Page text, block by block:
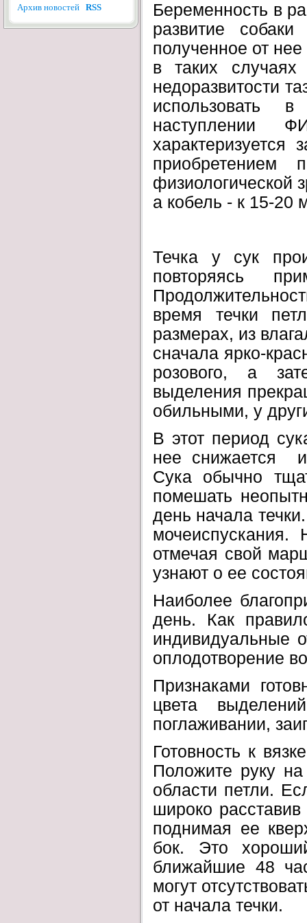
Архив новостей RSS
Беременность в
развитие
полученное от
в таких
недоразвитости
использовать
наступлении
приобретением
физиологической
а кобель - к 15-20
Течка у сук
повторяясь
время течки
размерах, из
сначала ярко-
розового, а
выделения
обильными, у
В этот период
нее снижается
Сука обычно
помешать
день начала
мочеиспускания.
отмечая свой
узнают о ее
Наиболее
день. Как
индивидуальные
оплодотворение
Признаками
цвета
поглаживании,
Готовность к
Положите руку
области петли.
широко
поднимая ее
бок. Это
ближайшие 48
могут
от начала течки.